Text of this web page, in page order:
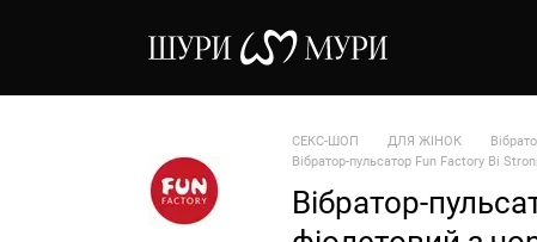
СЕКС-ШОП ДЛЯ ЖІНОК
Вібратор-пульсатор Fun Factory Bi
Вібратор-